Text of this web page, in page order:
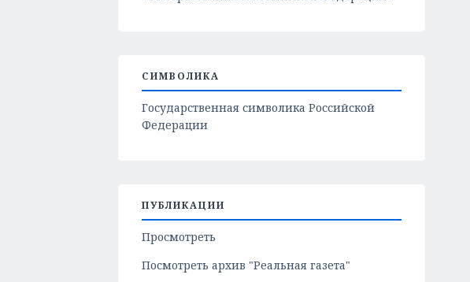
СИМВОЛИКА
Государственная символика Российской
Федерации
ПУБЛИКАЦИИ
Просмотреть
Посмотреть архив "Реальная газета"